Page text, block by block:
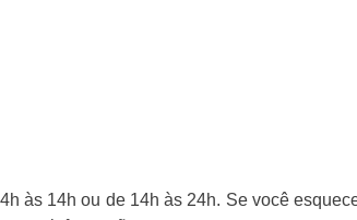
às 14h ou de 14h às 24h. Se você